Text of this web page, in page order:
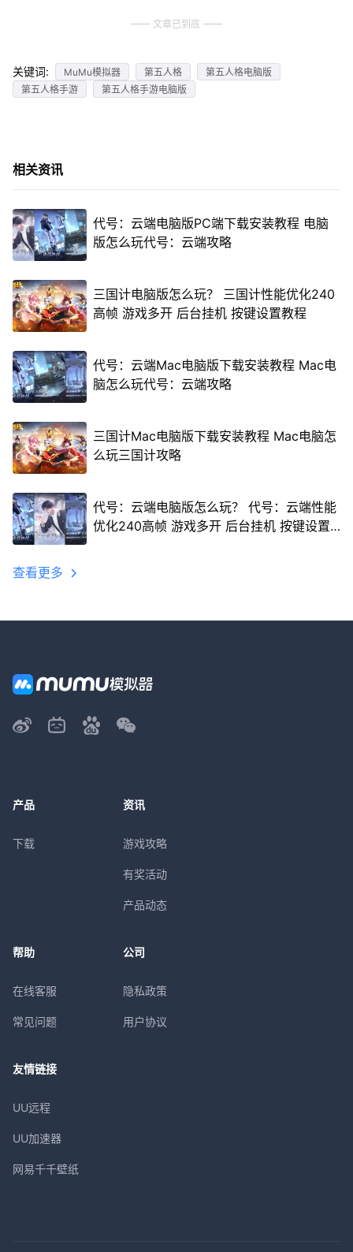
文章已到底
关键词: MuMu模拟器 第五人格
第五人格电脑版
第五人格手游
第五人格手游电脑版
相关资讯
代号：云端电脑版PC端下载安装教程 电脑
版怎么玩代号：云端攻略
三国计电脑版怎么玩？ 三国计性能优化240
高帧 游戏多开 后台挂机 按键设置教程
代号：云端Mac电脑版下载安装教程 Mac电
脑怎么玩代号：云端攻略
三国计Mac电脑版下载安装教程 Mac电脑怎
么玩三国计攻略
代号：云端电脑版怎么玩？ 代号：云端性能
优化240高帧 游戏多开 后台挂机 按键设置
查看更多
产品
下载
资讯
游戏攻略
有奖活动
产品动态
帮助
在线客服
常见问题
公司
隐私政策
用户协议
友情链接
UU远程
UU加速器
网易千千壁纸